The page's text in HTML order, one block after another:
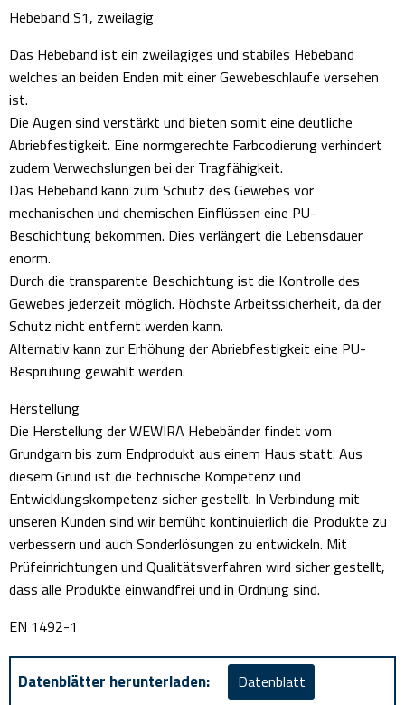
Hebeband S1, zweilagig
Das Hebeband ist ein zweilagiges und stabiles Hebeband
welches an beiden Enden mit einer Gewebeschlaufe versehen
ist.
Die Augen sind verstärkt und bieten somit eine deutliche
Abriebfestigkeit. Eine normgerechte Farbcodierung verhindert
zudem Verwechslungen bei der Tragfähigkeit.
Das Hebeband kann zum Schutz des Gewebes vor
mechanischen und chemischen Einflüssen eine PU-
Beschichtung bekommen. Dies verlängert die Lebensdauer
enorm.
Durch die transparente Beschichtung ist die Kontrolle des
Gewebes jederzeit möglich. Höchste Arbeitssicherheit, da der
Schutz nicht entfernt werden kann.
Alternativ kann zur Erhöhung der Abriebfestigkeit eine PU-
Besprühung gewählt werden.
Herstellung
Die Herstellung der WEWIRA Hebebänder findet vom
Grundgarn bis zum Endprodukt aus einem Haus statt. Aus
diesem Grund ist die technische Kompetenz und
Entwicklungskompetenz sicher gestellt. In Verbindung mit
unseren Kunden sind wir bemüht kontinuierlich die Produkte zu
verbessern und auch Sonderlösungen zu entwickeln. Mit
Prüfeinrichtungen und Qualitätsverfahren wird sicher gestellt,
dass alle Produkte einwandfrei und in Ordnung sind.
EN 1492-1
Datenblätter herunterladen: Datenblatt